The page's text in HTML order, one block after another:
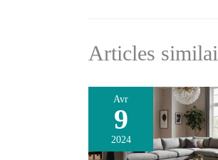
Articles
Avr
9
2024